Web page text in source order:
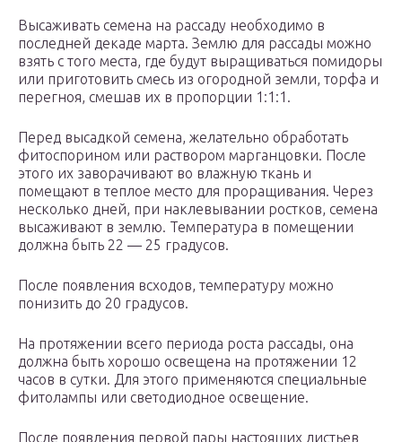
Высаживать семена на рассаду необходимо в
последней декаде марта. Землю для рассады можно
взять с того места, где будут выращиваться помидоры
или приготовить смесь из огородной земли, торфа и
перегноя, смешав их в пропорции 1:1:1.
Перед высадкой семена, желательно обработать
фитоспорином или раствором марганцовки. После
этого их заворачивают во влажную ткань и
помещают в теплое место для проращивания. Через
несколько дней, при наклевывании ростков, семена
высаживают в землю. Температура в помещении
должна быть 22 — 25 градусов.
После появления всходов, температуру можно
понизить до 20 градусов.
На протяжении всего периода роста рассады, она
должна быть хорошо освещена на протяжении 12
часов в сутки. Для этого применяются специальные
фитолампы или светодиодное освещение.
После появления первой пары настоящих листьев